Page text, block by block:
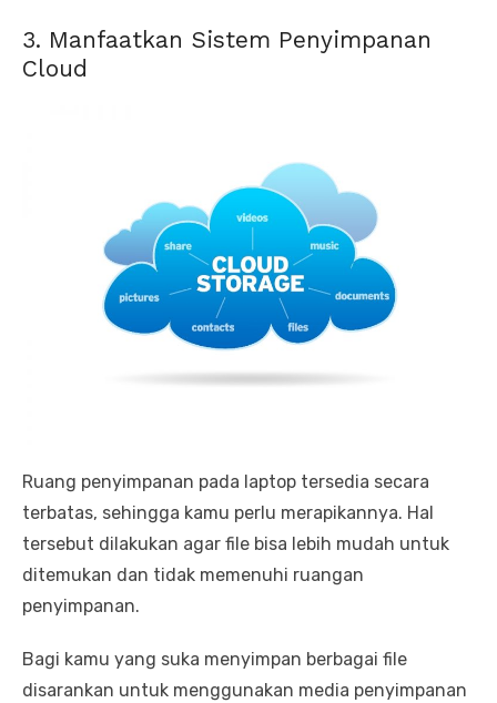
3. Manfaatkan Sistem Penyimpanan
Cloud
Ruang penyimpanan pada laptop tersedia secara
terbatas, sehingga kamu perlu merapikannya. Hal
tersebut dilakukan agar file bisa lebih mudah untuk
ditemukan dan tidak memenuhi ruangan
penyimpanan.
Bagi kamu yang suka menyimpan berbagai file
disarankan untuk menggunakan media penyimpanan